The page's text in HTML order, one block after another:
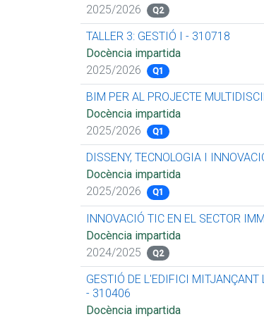
2025/2026
Q2
TALLER 3: GESTIÓ I - 310718
Docència impartida
2025/2026
Q1
BIM PER AL PROJECTE
Docència impartida
2025/2026
Q1
DISSENY, TECNOLOGIA I
Docència impartida
2025/2026
Q1
INNOVACIÓ TIC EN EL SECTOR
Docència impartida
2024/2025
Q2
GESTIÓ DE L'EDIFICI
- 310406
Docència impartida